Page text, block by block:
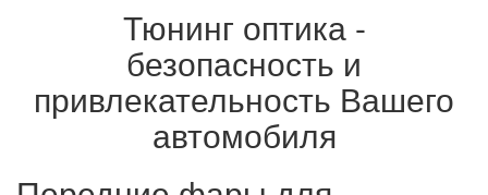
Тюнинг оптика -
безопасность и
привлекательность Вашего
автомобиля